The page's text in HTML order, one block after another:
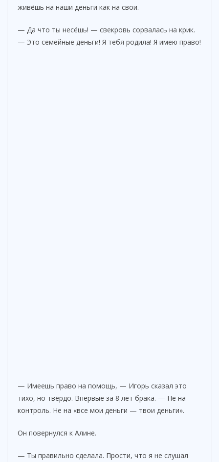
живёшь на наши деньги как на свои.
— Да что ты несёшь! — свекровь сорвалась на крик.
— Это семейные деньги! Я тебя родила! Я имею право!
— Имеешь право на помощь, — Игорь сказал это
тихо, но твёрдо. Впервые за 8 лет брака. — Не на
контроль. Не на «все мои деньги — твои деньги».
Он повернулся к Алине.
— Ты правильно сделала. Прости, что я не слушал